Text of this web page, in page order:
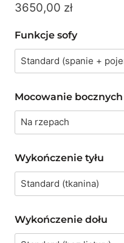
3650,00 zł
Funkcje sofy
Mocowanie
Wykończenie tyłu
Wykończenie dołu